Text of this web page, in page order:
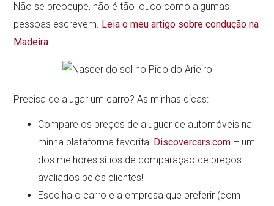
Não se preocupe, não é tão louco como algumas
pessoas escrevem. Leia o meu artigo sobre condução na
Madeira.
Precisa de alugar um carro? As minhas dicas:
Compare os preços de aluguer de automóveis na
minha plataforma favorita: Discovercars.com – um
dos melhores sítios de comparação de preços
avaliados pelos clientes!
Escolha o carro e a empresa que preferir (com